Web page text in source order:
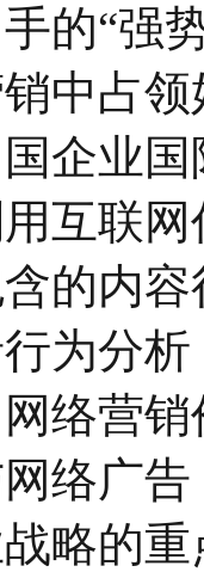
的“强
中占
企业
互联
的内
为分
络营
络广
略的